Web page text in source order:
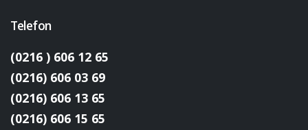
Telefon
(0216 ) 606 12 65
(0216) 606 03 69
(0216) 606 13 65
(0216) 606 15 65